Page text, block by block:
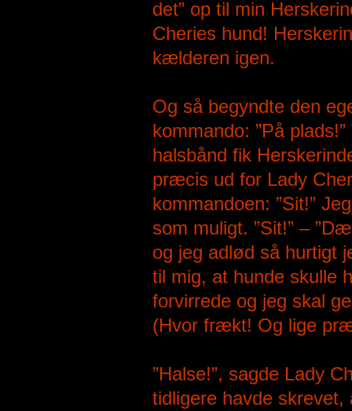
det” op til min
Cheries hund!
kælderen igen.
Og så begyndte den
kommando: ”På
halsbånd fik
præcis ud for Lady
kommandoen: ”Sit!”
som muligt. ”Sit!” –
og jeg adlød så hurtigt
til mig, at hunde skulle
forvirrede og jeg skal
(Hvor frækt! Og lige
”Halse!”, sagde Lady
tidligere havde